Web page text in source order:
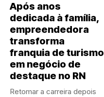
Após anos
dedicada à família,
empreendedora
transforma
franquia de turismo
em negócio de
destaque no RN
Retomar a carreira depois